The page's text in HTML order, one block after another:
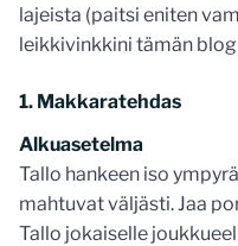
lajeista (paitsi eniten
leikkivinkkini tämän
1. Makkaratehdas
Alkuasetelma
Tallo hankeen iso
mahtuvat väljästi. Jaa
Tallo jokaiselle